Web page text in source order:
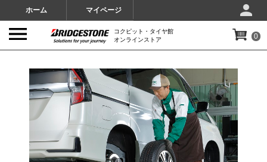
ホーム マイページ
コクピット・タイヤ館
オンラインストア
0